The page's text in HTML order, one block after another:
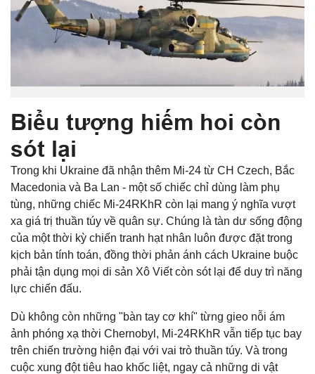
Biểu tượng hiếm hoi còn
sót lại
Trong khi Ukraine đã nhận thêm Mi-24 từ CH Czech, Bắc
Macedonia và Ba Lan - một số chiếc chỉ dùng làm phụ
tùng, những chiếc Mi-24RKhR còn lại mang ý nghĩa vượt
xa giá trị thuần túy về quân sự. Chúng là tàn dư sống động
của một thời kỳ chiến tranh hạt nhân luôn được đặt trong
kịch bản tính toán, đồng thời phản ánh cách Ukraine buộc
phải tận dụng mọi di sản Xô Viết còn sót lại để duy trì năng
lực chiến đấu.
Dù không còn những "bàn tay cơ khí" từng gieo nỗi ám
ảnh phóng xạ thời Chernobyl, Mi-24RKhR vẫn tiếp tục bay
trên chiến trường hiện đại với vai trò thuần túy. Và trong
cuộc xung đột tiêu hao khốc liệt, ngay cả những di vật